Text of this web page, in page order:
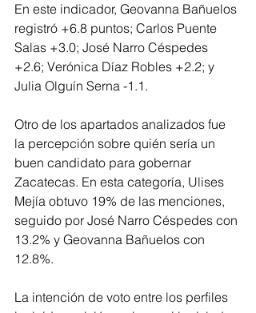
En este indicador, Geovanna Bañuelos
registró +6.8 puntos; Carlos Puente
Salas +3.0; José Narro Céspedes
+2.6; Verónica Díaz Robles +2.2; y
Julia Olguín Serna -1.1.
Otro de los apartados analizados fue
la percepción sobre quién sería un
buen candidato para gobernar
Zacatecas. En esta categoría, Ulises
Mejía obtuvo 19% de las menciones,
seguido por José Narro Céspedes con
13.2% y Geovanna Bañuelos con
12.8%.
La intención de voto entre los perfiles